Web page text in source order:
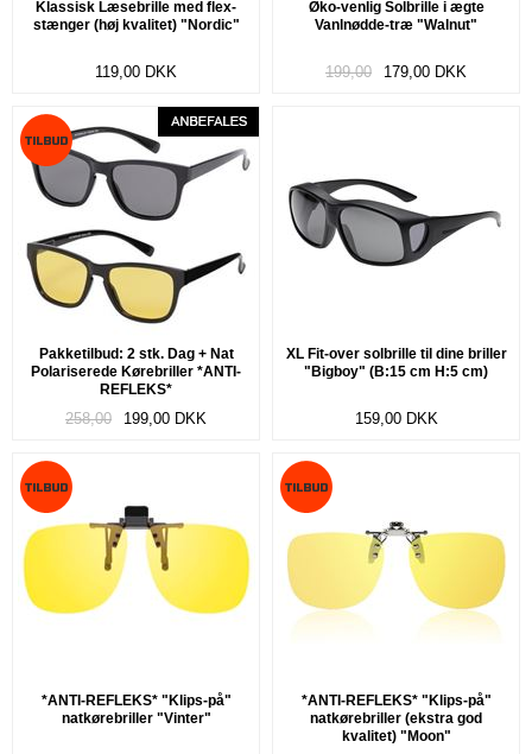
Klassisk Læsebrille med flex-
stænger (høj kvalitet) "Nordic"
119,00 DKK
Øko-venlig Solbrille i ægte
Vanlnødde-træ "Walnut"
199,00 179,00 DKK
Pakketilbud: 2 stk. Dag + Nat
Polariserede Kørebriller *ANTI-
REFLEKS*
258,00 199,00 DKK
XL Fit-over solbrille til dine briller
"Bigboy" (B:15 cm H:5 cm)
159,00 DKK
*ANTI-REFLEKS* "Klips-på"
natkørebriller "Vinter"
*ANTI-REFLEKS* "Klips-på"
natkørebriller (ekstra god
kvalitet) "Moon"